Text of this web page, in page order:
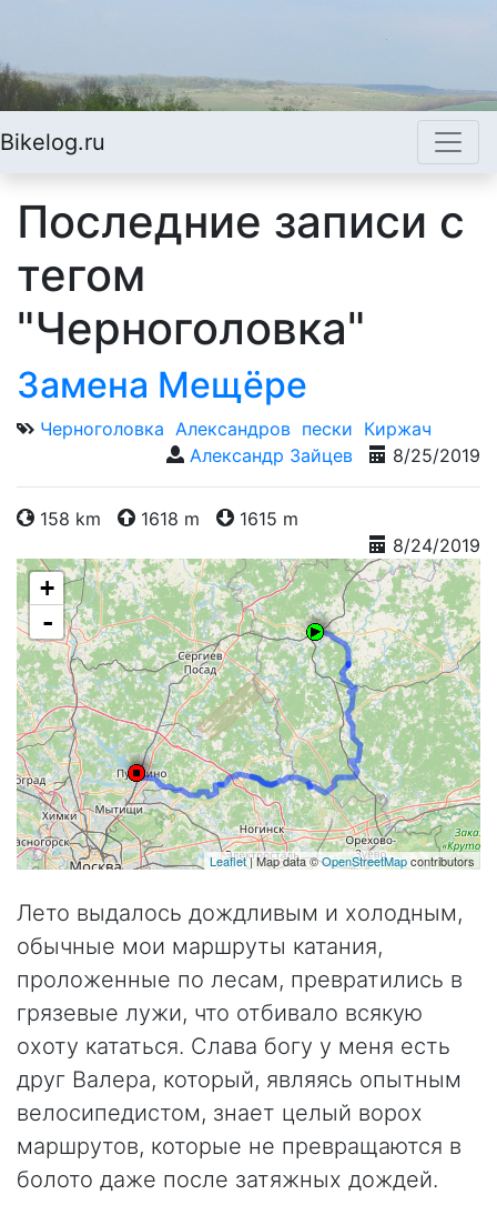
Bikelog.ru
Последние записи с
тегом
"Черноголовка"
Замена Мещёре
Черноголовка Александров пески Киржач
Александр Зайцев
8/25/2019
158 km 1618 m
1615 m
8/24/2019
+
-
Leaflet| Map data ©OpenStreetMapcontributors
Лето выдалось дождливым и холодным,
обычные мои маршруты катания,
проложенные по лесам, превратились в
грязевые лужи, что отбивало всякую
охоту кататься. Слава богу у меня есть
друг Валера, который, являясь опытным
велосипедистом, знает целый ворох
маршрутов, которые не превращаются в
болото даже после затяжных дождей.